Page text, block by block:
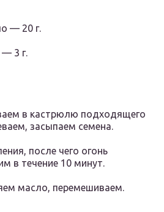
— 20 г.
— 3 г.
в кастрюлю подходящего
засыпаем семена.
после чего огонь
в течение 10 минут.
масло, перемешиваем.